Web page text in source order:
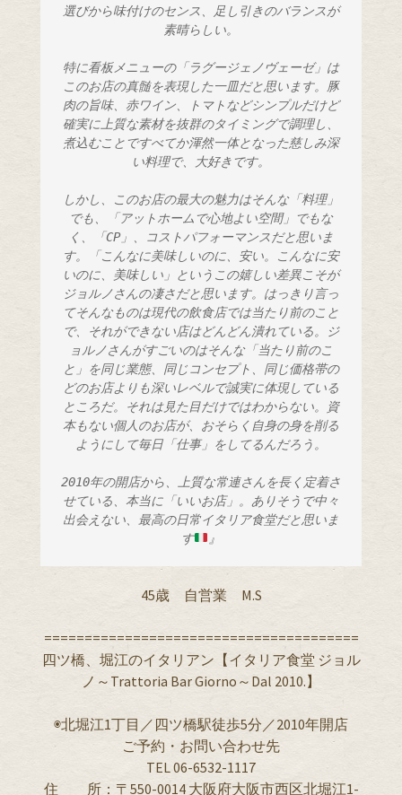
選びから味付けのセンス、足し引きのバランスが
素晴らしい。
特に看板メニューの「ラグージェノヴェーゼ」は
このお店の真髄を表現した一皿だと思います。豚
肉の旨味、赤ワイン、トマトなどシンプルだけど
確実に上質な素材を抜群のタイミングで調理し、
煮込むことですべてか渾然一体となった慈しみ深
い料理で、大好きです。
しかし、このお店の最大の魅力はそんな「料理」
でも、「アットホームで心地よい空間」でもな
く、「CP」、コストパフォーマンスだと思いま
す。「こんなに美味しいのに、安い。こんなに安
いのに、美味しい」というこの嬉しい差異こそが
ジョルノさんの凄さだと思います。はっきり言っ
てそんなものは現代の飲食店では当たり前のこと
で、それができない店はどんどん潰れている。ジ
ョルノさんがすごいのはそんな「当たり前のこ
と」を同じ業態、同じコンセプト、同じ価格帯の
どのお店よりも深いレベルで誠実に体現している
ところだ。それは見た目だけではわからない。資
本もない個人のお店が、おそらく自身の身を削る
ようにして毎日「仕事」をしてるんだろう。
2010年の開店から、上質な常連さんを長く定着さ
せている、本当に「いいお店」。ありそうで中々
出会えない、最高の日常イタリア食堂だと思いま
す
』
45歳 自営業 M.S
=======================================
四ツ橋、堀江のイタリアン【イタリア食堂 ジョル
ノ～Trattoria Bar Giorno～Dal 2010.】
◉北堀江1丁目／四ツ橋駅徒歩5分／2010年開店
ご予約・お問い合わせ先
TEL 06-6532-1117
住 所：〒550-0014 大阪府大阪市西区北堀江1-